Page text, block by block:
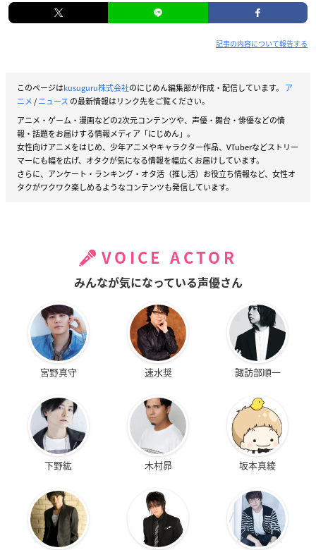
記事の内容について報告する
このページはkusuguru株式会社のにじめん編集部が作成・配信しています。 ア
ニメ/ニュース の最新情報はリンク先をご覧ください。
アニメ・ゲーム・漫画などの2次元コンテンツや、声優・舞台・俳優などの情
報・話題をお届けする情報メディア「にじめん」。
女性向けアニメをはじめ、少年アニメやキャラクター作品、VTuberなどストリー
マーにも幅を広げ、オタクが気になる情報を幅広くお届けしています。
さらに、アンケート・ランキング・オタ活（推し活）お役立ち情報など、女性オ
タクがワクワク楽しめるようなコンテンツも発信しています。
VOICE ACTOR
みんなが気になっている声優さん
宮野真守 速水奨 諏訪部順一
下野紘 木村昴 坂本真綾